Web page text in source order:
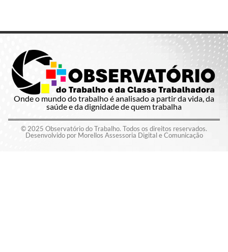
Onde o mundo do trabalho é analisado a partir da vida, da
saúde e da dignidade de quem trabalha
© 2025 Observatório do Trabalho. Todos os direitos reservados.
Desenvolvido por Morellos Assessoria Digital e Comunicação